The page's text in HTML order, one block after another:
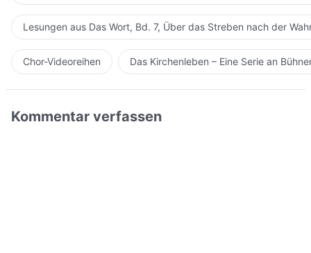
Lesungen aus Das Wort, Bd. 7, Über das Streben nach der
Chor-Videoreihen Das Kirchenleben – Eine Serie an
Kommentar verfassen